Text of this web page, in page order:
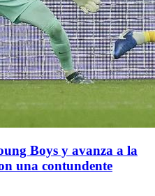
Boys y avanza a la
una contundente